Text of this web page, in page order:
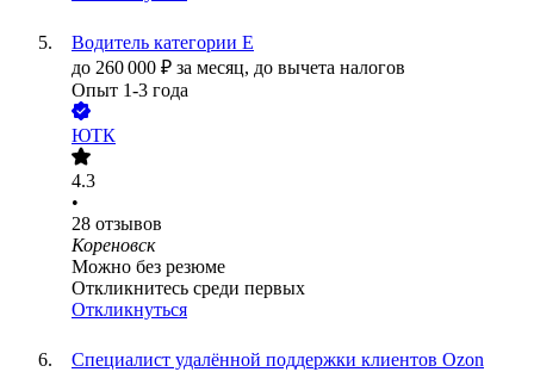
Водитель категории Е
до 260 000 ₽ за месяц, до вычета налогов
Опыт 1-3 года
ЮТК
4.3
•
28 отзывов
Кореновск
Можно без резюме
Откликнитесь среди первых
Откликнуться
Специалист удалённой поддержки клиентов Ozon